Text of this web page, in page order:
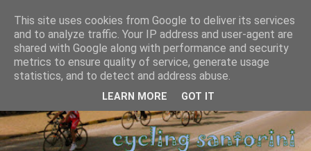
This site uses cookies from Google to deliver its services
and to analyze traffic. Your IP address and user-agent are
shared with Google along with performance and security
metrics to ensure quality of service, generate usage
statistics, and to detect and address abuse.
LEARN MORE GOT IT